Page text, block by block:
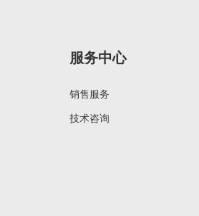
服务中心
销售服务
技术咨询